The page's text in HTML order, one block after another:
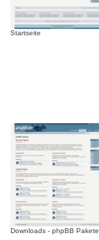
Startseite
Downloads - phpBB Pakete